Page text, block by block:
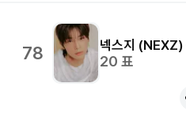
78 넥스지 (NEXZ)
20 표